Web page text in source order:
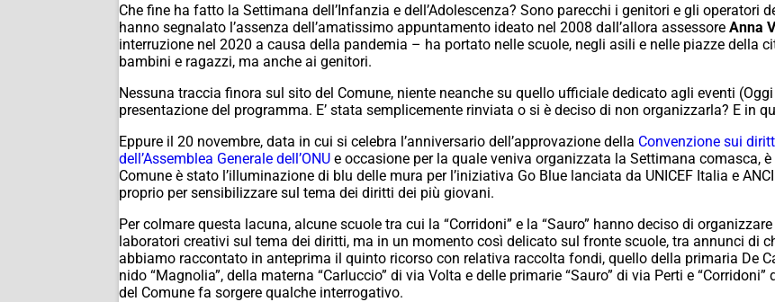
Che fine ha fatto la Settimana dell’Infanzia e dell’Adolescenza? Sono parecchi i genitori e gli operatori
hanno segnalato l’assenza dell’amatissimo appuntamento ideato nel 2008 dall’allora assessore Anna
interruzione nel 2020 a causa della pandemia – ha portato nelle scuole, negli asili e nelle piazze della
bambini e ragazzi, ma anche ai genitori.
Nessuna traccia finora sul sito del Comune, niente neanche su quello ufficiale dedicato agli eventi
presentazione del programma. E’ stata semplicemente rinviata o si è deciso di non organizzarla? E in
Eppure il 20 novembre, data in cui si celebra l’anniversario dell’approvazione della Convenzione sui
dell’Assemblea Generale dell’ONU e occasione per la quale veniva organizzata la Settimana comasca,
Comune è stato l’illuminazione di blu delle mura per l’iniziativa Go Blue lanciata da UNICEF Italia e
proprio per sensibilizzare sul tema dei diritti dei più giovani.
Per colmare questa lacuna, alcune scuole tra cui la “Corridoni” e la “Sauro” hanno deciso di
laboratori creativi sul tema dei diritti, ma in un momento così delicato sul fronte scuole, tra annunci di
abbiamo raccontato in anteprima il quinto ricorso con relativa raccolta fondi, quello della primaria De
nido “Magnolia”, della materna “Carluccio” di via Volta e delle primarie “Sauro” di via Perti e
del Comune fa sorgere qualche interrogativo.